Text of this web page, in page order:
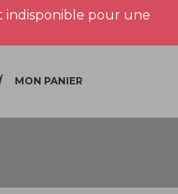
indisponible pour une
MON PANIER